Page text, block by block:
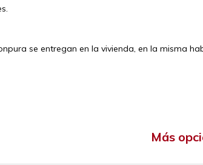
se entregan en la vivienda, en la misma
Más